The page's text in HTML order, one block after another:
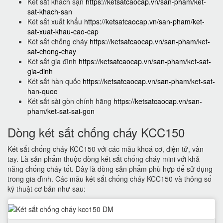
sat-khach-san
Két sắt xuất khẩu https://ketsatcaocap.vn/san-pham/ket-
sat-xuat-khau-cao-cap
Két sắt chống cháy https://ketsatcaocap.vn/san-pham/ket-
sat-chong-chay
Két sắt gia đình https://ketsatcaocap.vn/san-pham/ket-sat-
gia-dinh
Két sắt hàn quốc https://ketsatcaocap.vn/san-pham/ket-sat-
han-quoc
Két sắt sài gòn chính hãng https://ketsatcaocap.vn/san-
pham/ket-sat-sai-gon
Dòng két sắt chống cháy KCC150
Két sắt chống cháy KCC150 với các mẫu khoá cơ, điện tử, vân
tay. Là sản phẩm thuộc dòng két sắt chống cháy mini với khả
năng chống cháy tốt. Đây là dòng sản phẩm phù hợp để sử dụng
trong gia đình. Các mẫu két sắt chống cháy KCC150 và thông số
kỹ thuật cơ bản như sau: